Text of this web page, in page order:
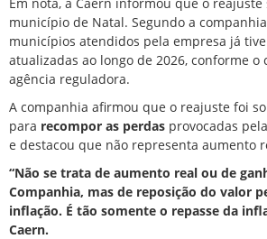
município de Natal. Segundo a
municípios atendidos pela empresa já
atualizadas ao longo de 2026, conforme o
agência reguladora.
A companhia afirmou que o reajuste foi
para recompor as perdas provocadas
e destacou que não representa aumento
“Não se trata de aumento real ou de
Companhia, mas de reposição do valor
inflação. É tão somente o repasse da
Caern.